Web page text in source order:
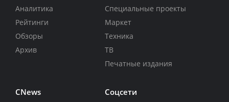
Аналитика
Рейтинги
Обзоры
Архив
Специальные проекты
Маркет
Техника
ТВ
Печатные издания
CNews Соцсети